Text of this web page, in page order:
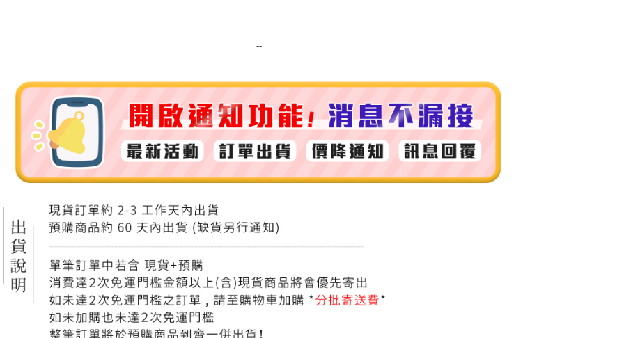
每筆NT$80，滿NT$999(含以上)免運費
7-11取貨付款
每筆NT$80，滿NT$999(含以上)免運費
7-11純取貨 (先付款
付款後門市自取
免運費
--